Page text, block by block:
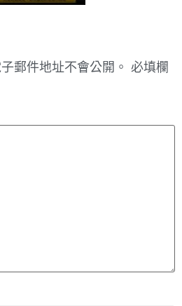
郵件地址不會公開。 必填欄